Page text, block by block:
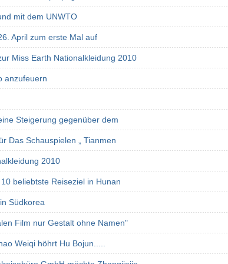
mit dem UNWTO
April zum erste Mal auf
Miss Earth Nationalkleidung 2010
anzufeuern
Steigerung gegenüber dem
Das Schauspielen „ Tianmen
2010
beliebtste Reiseziel in Hunan
Südkorea
Film nur Gestalt ohne Namen"
Weiqi höhrt Hu Bojun.....